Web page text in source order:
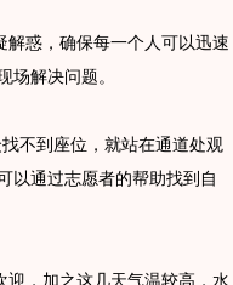
惑，确保每一个人可以迅速
解决问题。
不到座位，就站在通道处观
以通过志愿者的帮助找到自
，加之这几天气温较高，水